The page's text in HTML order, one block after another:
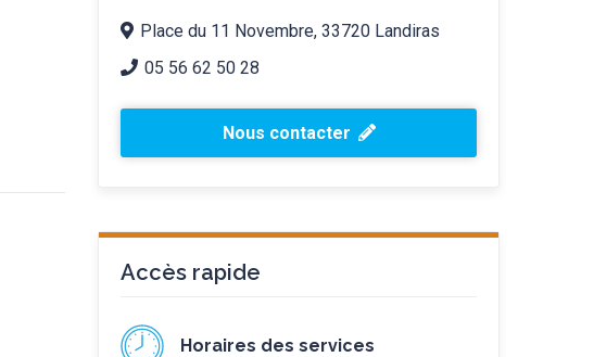
Place du 11 Novembre, 33720 Landiras
05 56 62 50 28
Nous contacter
Accès rapide
Horaires des services